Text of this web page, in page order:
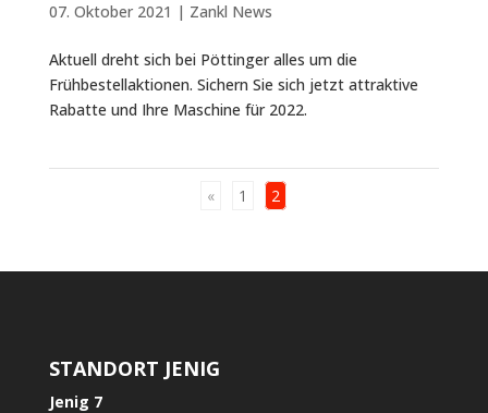
07. Oktober 2021 | Zankl News
Aktuell dreht sich bei Pöttinger alles um die
Frühbestellaktionen. Sichern Sie sich jetzt attraktive
Rabatte und Ihre Maschine für 2022.
« 1 2
STANDORT JENIG
Jenig 7